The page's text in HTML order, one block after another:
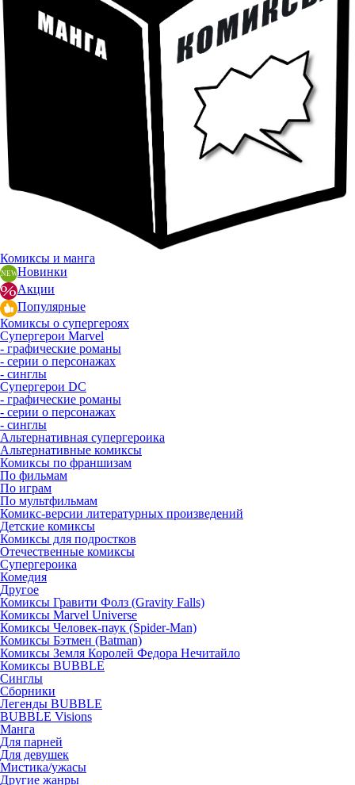
Комиксы и манга
Новинки
Акции
Популярные
Комиксы о супергероях
Супергерои Marvel
- графические романы
- серии о персонажах
- синглы
Супергерои DC
- графические романы
- серии о персонажах
- синглы
Альтернативная супергероика
Альтернативные комиксы
Комиксы по франшизам
По фильмам
По играм
По мультфильмам
Комикс-версии литературных произведений
Детские комиксы
Комиксы для подростков
Отечественные комиксы
Супергероика
Комедия
Другое
Комиксы Гравити Фолз (Gravity Falls)
Комиксы Marvel Universe
Комиксы Человек-паук (Spider-Man)
Комиксы Бэтмен (Batman)
Комиксы Земля Королей Федора Нечитайло
Комиксы BUBBLE
Синглы
Сборники
Легенды BUBBLE
BUBBLE Visions
Манга
Для парней
Для девушек
Мистика/ужасы
Другие жанры